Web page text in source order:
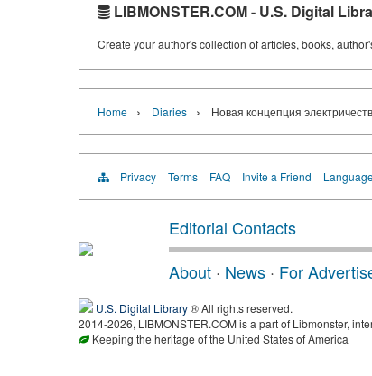
LIBMONSTER.COM - U.S. Digital
Create your author's collection of articles, books,
Home › Diaries › Новая концепция
Privacy Terms FAQ Invite a Friend
Editorial Contacts
About · News · For
U.S. Digital Library® All rights reserved.
2014-2026, LIBMONSTER.COM is a part of Libmonster,
Keeping the heritage of the United States of America